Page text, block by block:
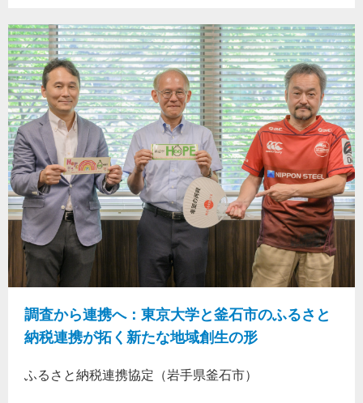
調査から連携へ：東京大学と釜石市のふるさと
納税連携が拓く新たな地域創生の形
ふるさと納税連携協定（岩手県釜石市）